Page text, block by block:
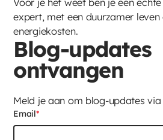
Voor je het weet ben je een
expert, met een duurzamer leven
energiekosten.
Blog-updates
ontvangen
Meld je aan om blog-updates
Email*